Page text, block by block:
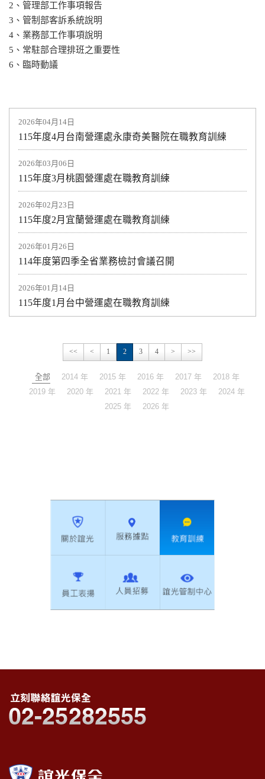
2026年04月14日
115年度4月台南營運處永康奇美醫院在職教育訓練
2026年03月06日
115年度3月桃園營運處在職教育訓練
2026年02月23日
115年度2月宜蘭營運處在職教育訓練
2026年01月26日
114年度第四季全省業務檢討會議召開
2026年01月14日
115年度1月台中營運處在職教育訓練
<< < 1 2 3 4 > >>
全部 2014 年 2015 年 2016 年 2017 年
2018 年
2019 年
2020 年 2021 年 2022 年 2023 年
2024 年
2025 年
2026 年
2、管理部工作事項報告
3、管制部客訴系統說明
4、業務部工作事項說明
5、常駐部合理排班之重要性
6、臨時動議